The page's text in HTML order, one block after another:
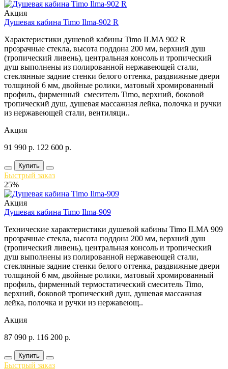
Акция
Душевая кабина Timo Ilma-902 R
Характеристики душевой кабины Timo ILMA 902 R
прозрачные стекла, высота поддона 200 мм, верхний душ
(тропический ливень), центральная консоль и тропический
душ выполнены из полированной нержавеющей стали,
стеклянные задние стенки белого оттенка, раздвижные двери
толщиной 6 мм, двойные ролики, матовый хромированный
профиль, фирменный смеситель Timo, верхний, боковой
тропический душ, душевая массажная лейка, полочка и ручки
из нержавеющей стали, вентиляци..
Акция
91 990 р. 122 600 р.
Купить
Быстрый заказ
25%
Акция
Душевая кабина Timo Ilma-909
Технические характеристики душевой кабины Timo ILMA 909
прозрачные стекла, высота поддона 200 мм, верхний душ
(тропический ливень), центральная консоль и тропический
душ выполнены из полированной нержавеющей стали,
стеклянные задние стенки белого оттенка, раздвижные двери
толщиной 6 мм, двойные ролики, матовый хромированный
профиль, фирменный термостатический смеситель Timo,
верхний, боковой тропический душ, душевая массажная
лейка, полочка и ручки из нержавеющ..
Акция
87 090 р. 116 200 р.
Купить
Быстрый заказ